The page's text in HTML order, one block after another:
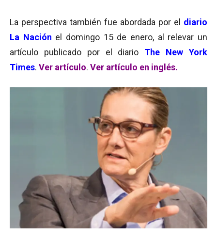
La perspectiva también fue abordada por el diario
La Nación el domingo 15 de enero, al relevar un
artículo publicado por el diario The New York
Times. Ver artículo. Ver artículo en inglés.